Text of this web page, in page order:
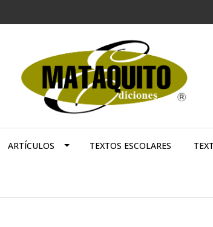
ARTÍCULOS TEXTOS ESCOLARES